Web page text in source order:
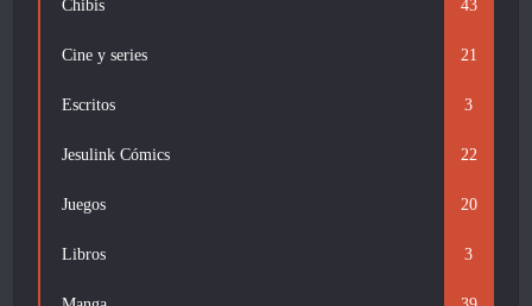
Chibis 43
Cine y series 21
Escritos 3
Jesulink Cómics 22
Juegos 20
Libros 3